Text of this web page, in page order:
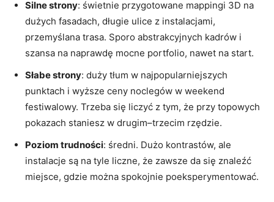
Silne strony: świetnie przygotowane mappingi 3D na
dużych fasadach, długie ulice z instalacjami,
przemyślana trasa. Sporo abstrakcyjnych kadrów i
szansa na naprawdę mocne portfolio, nawet na start.
Słabe strony: duży tłum w najpopularniejszych
punktach i wyższe ceny noclegów w weekend
festiwalowy. Trzeba się liczyć z tym, że przy topowych
pokazach staniesz w drugim–trzecim rzędzie.
Poziom trudności: średni. Dużo kontrastów, ale
instalacje są na tyle liczne, że zawsze da się znaleźć
miejsce, gdzie można spokojnie poeksperymentować.